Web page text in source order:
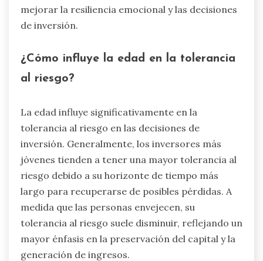
mejorar la resiliencia emocional y las decisiones
de inversión.
¿Cómo influye la edad en la tolerancia
al riesgo?
La edad influye significativamente en la
tolerancia al riesgo en las decisiones de
inversión. Generalmente, los inversores más
jóvenes tienden a tener una mayor tolerancia al
riesgo debido a su horizonte de tiempo más
largo para recuperarse de posibles pérdidas. A
medida que las personas envejecen, su
tolerancia al riesgo suele disminuir, reflejando un
mayor énfasis en la preservación del capital y la
generación de ingresos.